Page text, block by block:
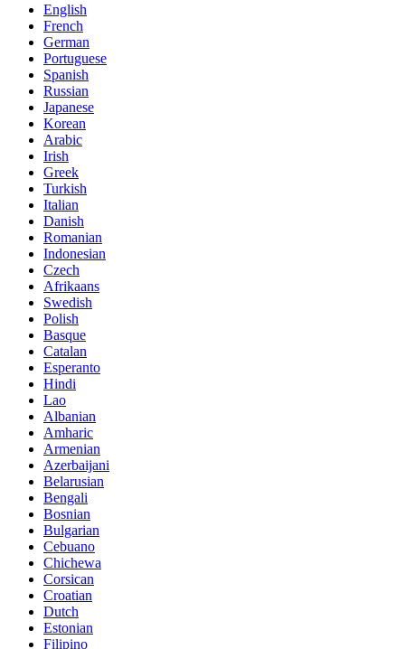
English
French
German
Portuguese
Spanish
Russian
Japanese
Korean
Arabic
Irish
Greek
Turkish
Italian
Danish
Romanian
Indonesian
Czech
Afrikaans
Swedish
Polish
Basque
Catalan
Esperanto
Hindi
Lao
Albanian
Amharic
Armenian
Azerbaijani
Belarusian
Bengali
Bosnian
Bulgarian
Cebuano
Chichewa
Corsican
Croatian
Dutch
Estonian
Filipino